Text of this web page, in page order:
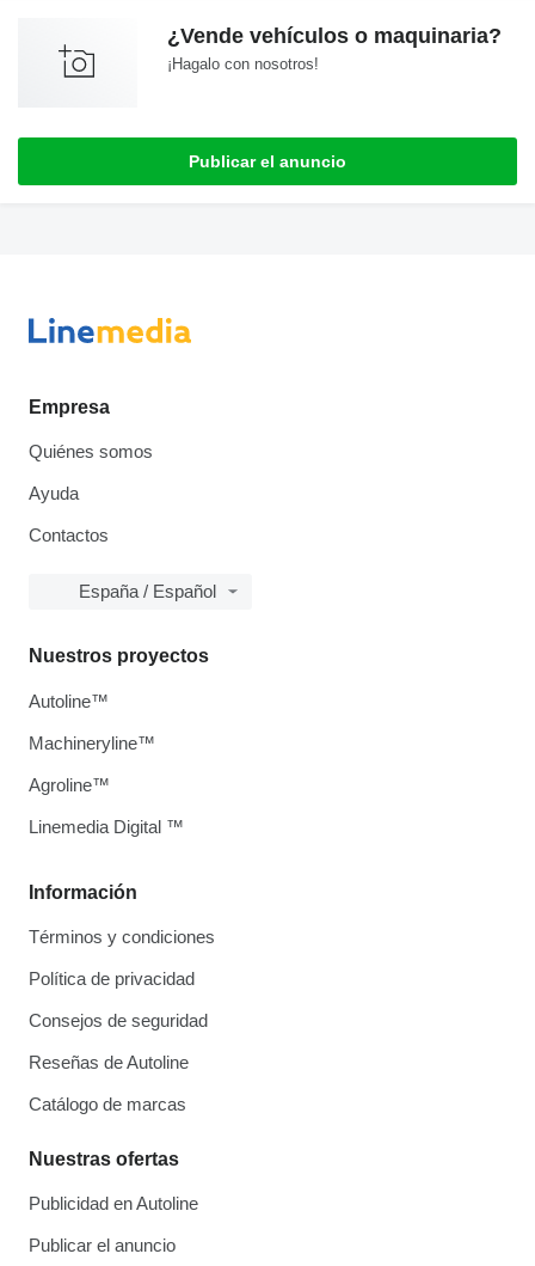
¿Vende vehículos o maquinaria?
¡Hagalo con nosotros!
Publicar el anuncio
Empresa
Quiénes somos
Ayuda
Contactos
España / Español
Información
Términos y condiciones
Política de privacidad
Consejos de seguridad
Reseñas de Autoline
Catálogo de marcas
Nuestras ofertas
Publicidad en Autoline
Publicar el anuncio
Nuestros proyectos
Autoline™
Machineryline™
Agroline™
Linemedia Digital ™